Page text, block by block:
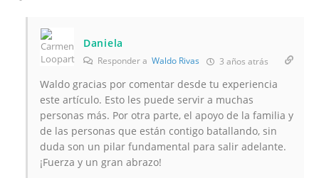
Daniela
Responder a Waldo Rivas 3 años atrás
Waldo gracias por comentar desde tu experiencia
este artículo. Esto les puede servir a muchas
personas más. Por otra parte, el apoyo de la familia y
de las personas que están contigo batallando, sin
duda son un pilar fundamental para salir adelante.
¡Fuerza y un gran abrazo!